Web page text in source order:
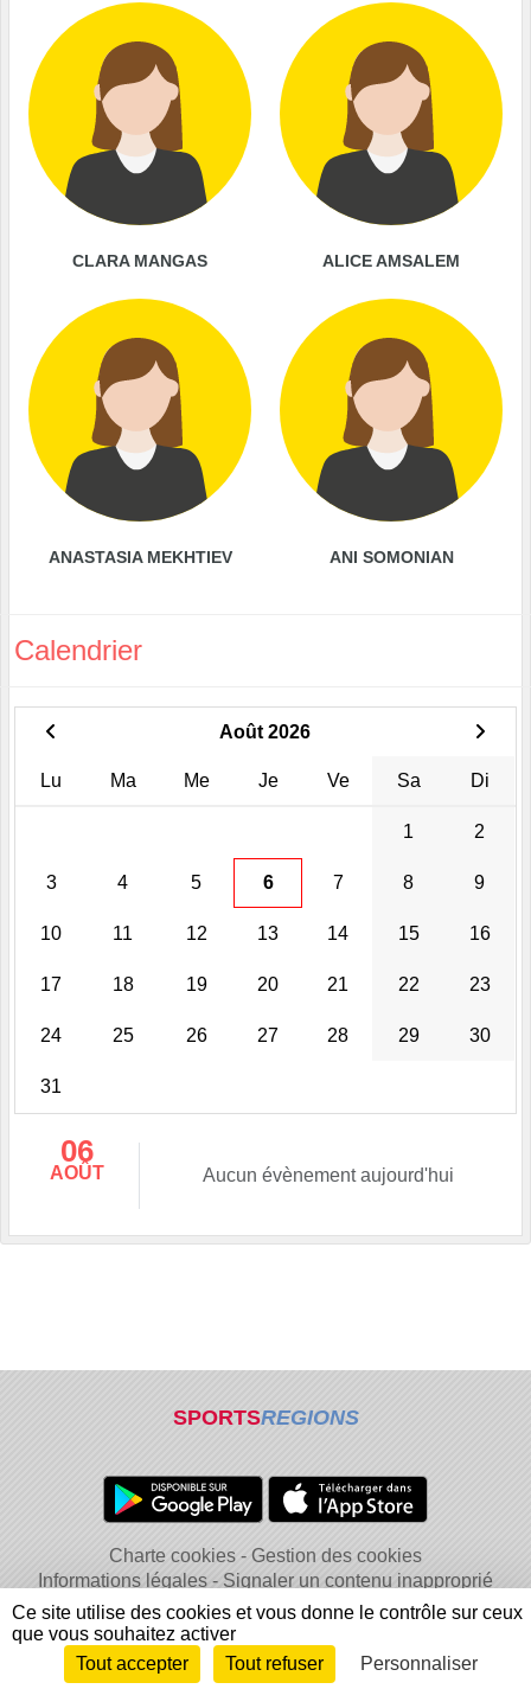
CLARA MANGAS ALICE AMSALEM
ANASTASIA MEKHTIEV ANI SOMONIAN
Calendrier
Août 2026
Lu Ma Me Je Ve Sa Di
1 2
3 4 5 6 7 8 9
10 11 12 13 14 15 16
17 18 19 20 21 22 23
24 25 26 27 28 29 30
31
06
AOÛT Aucun évènement aujourd'hui
SPORTSREGIONS
Charte cookies
Gestion des cookies
Informations légales
Signaler un contenu inapproprié
Envie de participer ? Connexion
Ce site utilise des cookies et vous donne le contrôle sur ceux
que vous souhaitez activer
Tout accepter
Tout refuser Personnaliser